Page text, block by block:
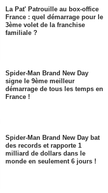
La Pat' Patrouille au box-office
France : quel démarrage pour le
3ème volet de la franchise
familiale ?
Spider-Man Brand New Day
signe le 9ème meilleur
démarrage de tous les temps en
France !
Spider-Man Brand New Day bat
des records et rapporte 1
milliard de dollars dans le
monde en seulement 6 jours !